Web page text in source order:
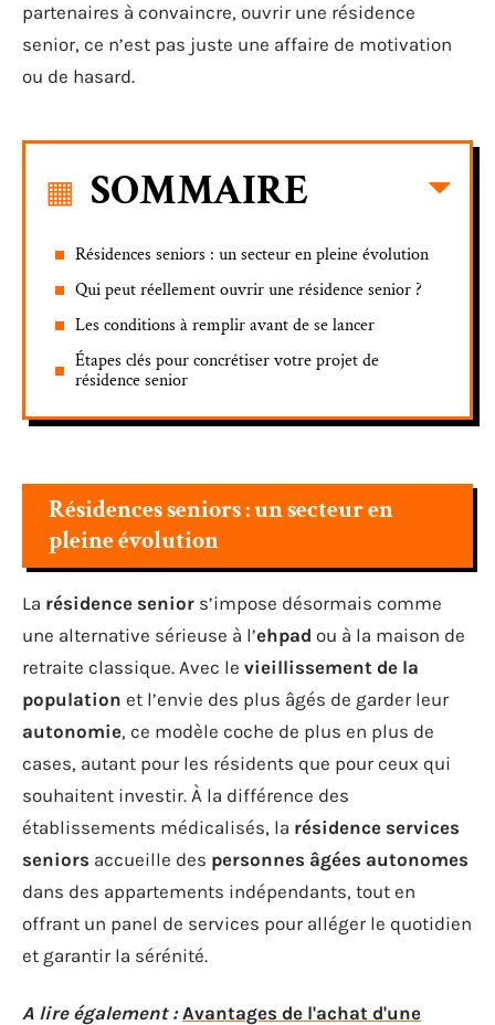
partenaires à convaincre, ouvrir une résidence
senior, ce n’est pas juste une affaire de motivation
ou de hasard.
SOMMAIRE
Résidences seniors : un secteur en pleine évolution
Qui peut réellement ouvrir une résidence senior ?
Les conditions à remplir avant de se lancer
Étapes clés pour concrétiser votre projet de
résidence senior
Résidences seniors : un secteur en
pleine évolution
La résidence senior s’impose désormais comme
une alternative sérieuse à l’ehpad ou à la maison de
retraite classique. Avec le vieillissement de la
population et l’envie des plus âgés de garder leur
autonomie, ce modèle coche de plus en plus de
cases, autant pour les résidents que pour ceux qui
souhaitent investir. À la différence des
établissements médicalisés, la résidence services
seniors accueille des personnes âgées autonomes
dans des appartements indépendants, tout en
offrant un panel de services pour alléger le quotidien
et garantir la sérénité.
A lire également : Avantages de l'achat d'une